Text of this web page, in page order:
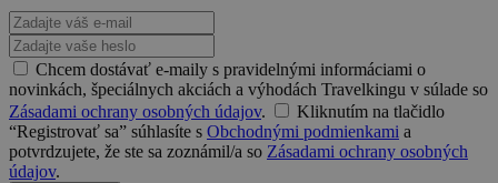
Chcem dostávať e-maily s pravidelnými informáciami o
novinkách, špeciálnych akciách a výhodách Travelkingu v súlade so
Zásadami ochrany osobných údajov.
Kliknutím na tlačidlo
“Registrovať sa” súhlasíte s Obchodnými podmienkami a
potvrdzujete, že ste sa zoznámil/a so Zásadami ochrany osobných
údajov.